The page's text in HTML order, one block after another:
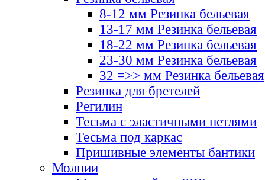
8-12 мм Резинка бельевая
13-17 мм Резинка бельевая
18-22 мм Резинка бельевая
23-30 мм Резинка бельевая
32 =>> мм Резинка бельевая
Резинка для бретелей
Регилин
Тесьма с эластичными петлями
Тесьма под каркас
Пришивные элементы бантики
Молнии